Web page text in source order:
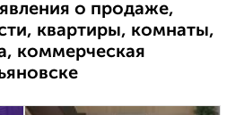
о продаже,
квартиры, комнаты,
коммерческая